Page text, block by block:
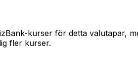
kurser för detta valutapar,
fler kurser.